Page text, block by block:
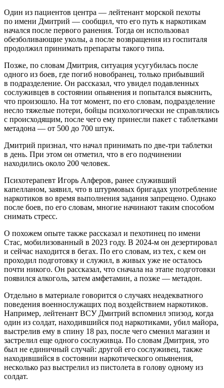
Один из пациентов центра — лейтенант морской пехоты
по имени Дмитрий — сообщил, что его путь к наркотикам
начался после первого ранения. Тогда он использовал
обезболивающие уколы, а после возвращения из госпиталя
продолжил принимать препараты такого типа.
Позже, по словам Дмитрия, ситуация усугубилась после
одного из боев, где погиб новобранец, только прибывший
в подразделение. Он рассказал, что увидел подавленных
сослуживцев в состоянии опьянения и попытался выяснить,
что произошло. На тот момент, по его словам, подразделение
несло тяжелые потери, бойцы психологически не справлялись
с происходящим, после чего ему принесли пакет с таблетками
метадона — от 500 до 700 штук.
Дмитрий признал, что начал принимать по две-три таблетки
в день. При этом он отметил, что в его подчинении
находились около 200 человек.
Психотерапевт Игорь Алферов, ранее служивший
капелланом, заявил, что в штурмовых бригадах употребление
наркотиков во время выполнения задания запрещено. Однако
после боев, по его словам, многие начинают таким способом
снимать стресс.
О похожем опыте также рассказал и пехотинец по имени
Стас, мобилизованный в 2023 году. В 2024-м он дезертировал
и сейчас находится в бегах. По его словам, из тех, с кем он
проходил подготовку и служил, в живых уже не осталось
почти никого. Он рассказал, что сначала на этапе подготовки
появился алкоголь, затем амфетамин, а позже — метадон.
Отдельно в материале говорится о случаях неадекватного
поведения военнослужащих под воздействием наркотиков.
Например, лейтенант ВСУ Дмитрий вспомнил эпизод, когда
один из солдат, находившийся под наркотиками, убил майора,
выстрелив ему в спину 18 раз, после чего сменил магазин и
застрелил еще одного сослуживца. По словам Дмитрия, это
был не единичный случай: другой его сослуживец, также
находившийся в состоянии наркотического опьянения,
несколько раз выстрелил из пистолета в голову одному из
солдат.